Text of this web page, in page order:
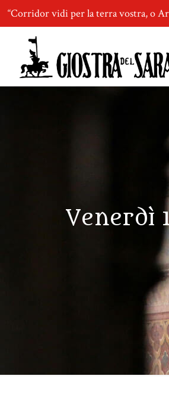
“Corridor vidi per la terra vostra, o
Venerdì